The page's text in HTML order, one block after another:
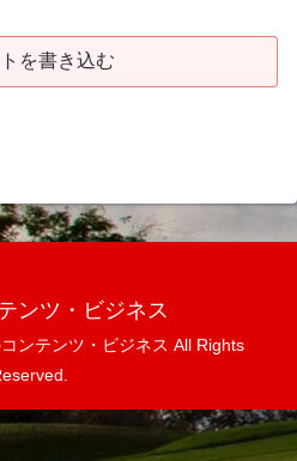
を書き込む
ンツ・ビジネス
ンテンツ・ビジネス All Rights